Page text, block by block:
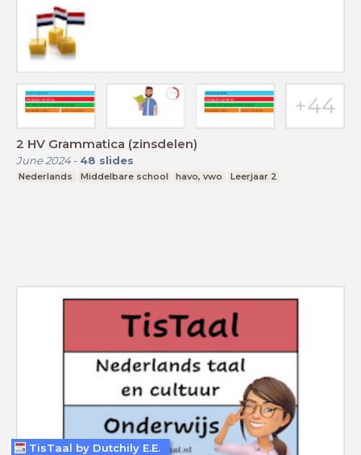
2 HV Grammatica (zinsdelen)
June 2024- 48 slides
Nederlands Middelbare school havo, vwo Leerjaar 2
TisTaal by Dutchily E.E.